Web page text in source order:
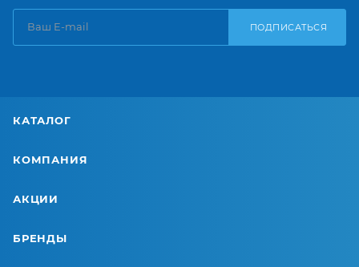
ПОДПИСАТЬСЯ
КАТАЛОГ
КОМПАНИЯ
АКЦИИ
БРЕНДЫ